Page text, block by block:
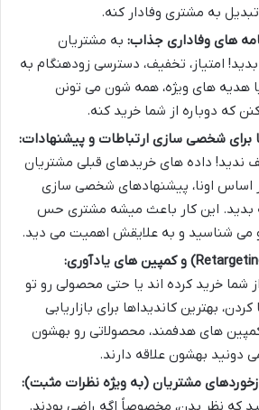
به مشتری وفادار کنه.
های وفاداری جذاب: به مشتریان
امتیاز، تخفیف، دسترسی زودهنگام به
هدیه های ویژه، همه شون می تونن
که دوباره از شما خرید کنه.
برای شخصی سازی ارتباطات و پیشنهادات:
ندید! داده های خریدهای قبلی مشتریان
اساس اونا، پیشنهادهای شخصی سازی
بدید. این کار باعث میشه مشتری حس
می شناسید و به علایقش اهمیت می دید.
شما خرید کرده اند یا حتی محصولی رو تو
بهترین کاندیداها برای بازاریابی
های هدفمند، محصولاتی رو بهشون
دونید بهشون علاقه دارند.
مشتریان (به ویژه نظرات مثبت):
که نظر بدن، مخصوصاً اگه راضی بودند.